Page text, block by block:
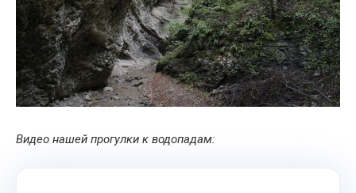
Видео нашей прогулки к водопадам: